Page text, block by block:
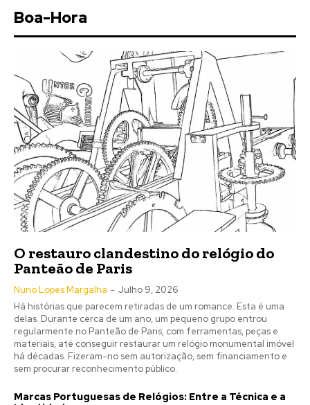
Boa-Hora
O restauro clandestino do relógio do
Panteão de Paris
Nuno Lopes Margalha - Julho 9, 2026
Há histórias que parecem retiradas de um romance. Esta é uma
delas. Durante cerca de um ano, um pequeno grupo entrou
regularmente no Panteão de Paris, com ferramentas, peças e
materiais, até conseguir restaurar um relógio monumental imóvel
há décadas. Fizeram-no sem autorização, sem financiamento e
sem procurar reconhecimento público.
Marcas Portuguesas de Relógios: Entre a Técnica e a